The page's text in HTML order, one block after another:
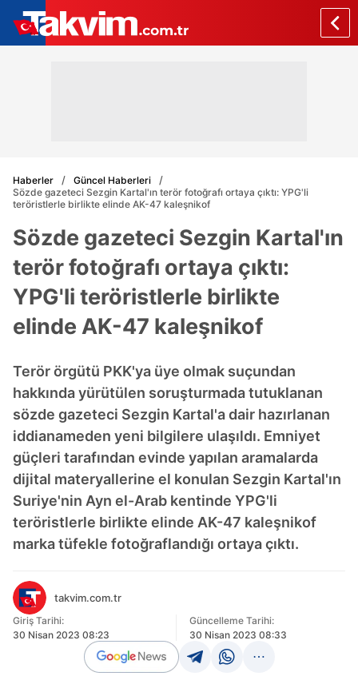
Haberler
Güncel Haberleri
Sözde gazeteci Sezgin Kartal'ın terör fotoğrafı ortaya çıktı: YPG'li
teröristlerle birlikte elinde AK-47 kaleşnikof
Sözde gazeteci Sezgin Kartal'ın
terör fotoğrafı ortaya çıktı:
YPG'li teröristlerle birlikte
elinde AK-47 kaleşnikof
Terör örgütü PKK'ya üye olmak suçundan
hakkında yürütülen soruşturmada tutuklanan
sözde gazeteci Sezgin Kartal'a dair hazırlanan
iddianameden yeni bilgilere ulaşıldı. Emniyet
güçleri tarafından evinde yapılan aramalarda
dijital materyallerine el konulan Sezgin Kartal'ın
Suriye'nin Ayn el-Arab kentinde YPG'li
teröristlerle birlikte elinde AK-47 kaleşnikof
marka tüfekle fotoğraflandığı ortaya çıktı.
takvim.com.tr
Giriş Tarihi:
30 Nisan 2023 08:23
Güncelleme Tarihi:
30 Nisan 2023 08:33